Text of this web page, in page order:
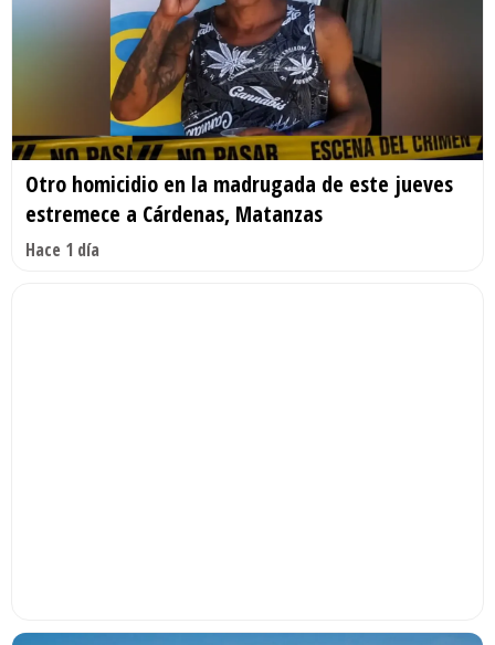
Otro homicidio en la madrugada de este jueves
estremece a Cárdenas, Matanzas
Hace 1 día